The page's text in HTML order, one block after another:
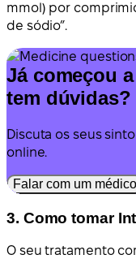
mmol) por
de sódio”.
Já começou
tem dúvidas?
Discuta os seus
online.
Falar com um médico
3. Como tomar
O seu tratamento